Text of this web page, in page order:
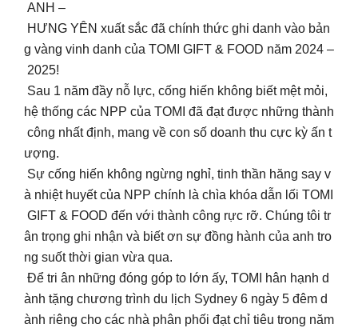
ANH –
HƯNG YÊN xuất sắc đã chính thức ghi danh vào bản
g vàng vinh danh của TOMI GIFT & FOOD năm 2024 –
2025!
Sau 1 năm đầy nỗ lực, cống hiến không biết mệt mỏi,
hệ thống các NPP của TOMI đã đạt được những thành
công nhất định, mang về con số doanh thu cực kỳ ấn t
ượng.
Sự cống hiến không ngừng nghỉ, tinh thần hăng say v
à nhiệt huyết của NPP chính là chìa khóa dẫn lối TOMI
GIFT & FOOD đến với thành công rực rỡ. Chúng tôi tr
ân trọng ghi nhận và biết ơn sự đồng hành của anh tro
ng suốt thời gian vừa qua.
Để tri ân những đóng góp to lớn ấy, TOMI hân hạnh d
ành tặng chương trình du lịch Sydney 6 ngày 5 đêm d
ành riêng cho các nhà phân phối đạt chỉ tiêu trong năm